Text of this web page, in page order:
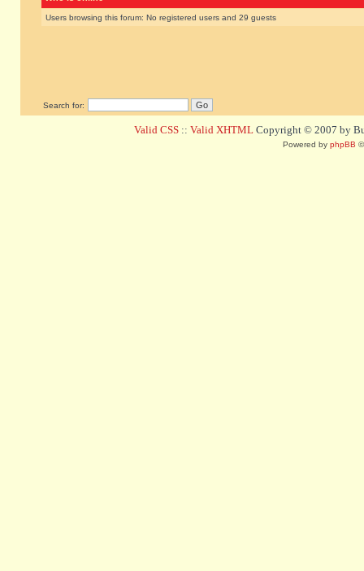
Users browsing this forum: No registered users and 29 guests
Search for:
Valid CSS :: Valid XHTML Copyright © 2007 by
Powered by phpBB